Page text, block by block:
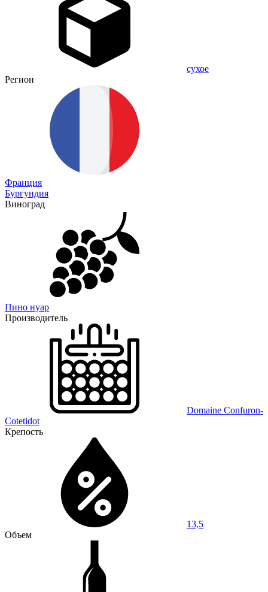
сухое
Регион
Франция
Бургундия
Виноград
Пино нуар
Производитель
Domaine Confuron-
Cotetidot
Крепость
13,5
Объем